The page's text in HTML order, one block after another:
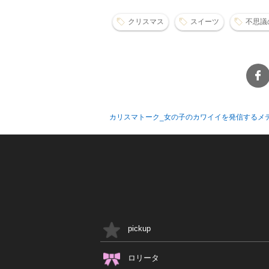
クリスマス スイーツ 不思議
カリスマトーク_女の子のカワイイを発信するメ
pickup
ロリータ